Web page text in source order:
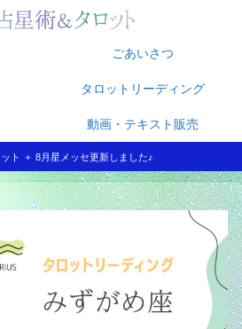
ごあいさつ
タロットリーディング
動画・テキスト販売
ト ＋ 8月星メッセ更新しました♪